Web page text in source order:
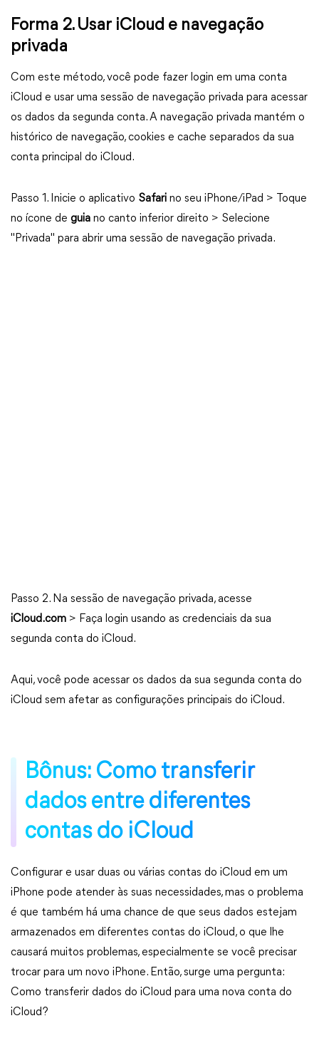
Forma 2. Usar iCloud e navegação
privada
Com este método, você pode fazer login em uma conta
iCloud e usar uma sessão de navegação privada para acessar
os dados da segunda conta. A navegação privada mantém o
histórico de navegação, cookies e cache separados da sua
conta principal do iCloud.
Passo 1. Inicie o aplicativo Safari no seu iPhone/iPad > Toque
no ícone de guia no canto inferior direito > Selecione
"Privada" para abrir uma sessão de navegação privada.
Passo 2. Na sessão de navegação privada, acesse
iCloud.com > Faça login usando as credenciais da sua
segunda conta do iCloud.
Aqui, você pode acessar os dados da sua segunda conta do
iCloud sem afetar as configurações principais do iCloud.
Bônus: Como transferir
dados entre diferentes
contas do iCloud
Configurar e usar duas ou várias contas do iCloud em um
iPhone pode atender às suas necessidades, mas o problema
é que também há uma chance de que seus dados estejam
armazenados em diferentes contas do iCloud, o que lhe
causará muitos problemas, especialmente se você precisar
trocar para um novo iPhone. Então, surge uma pergunta:
Como transferir dados do iCloud para uma nova conta do
iCloud?